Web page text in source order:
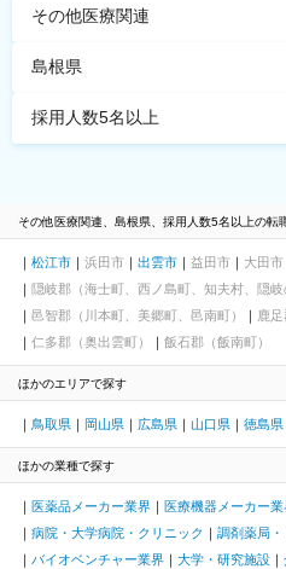
その他医療関連
島根県
採用人数5名以上
その他医療関連、島根県、採用人数5名以上の転
松江市 浜田市 出雲市 益田市 大田市
隠岐郡（海士町、西ノ島町、知夫村、隠岐
邑智郡（川本町、美郷町、邑南町）
鹿
仁多郡（奥出雲町）
飯石郡（飯南町）
ほかのエリアで探す
鳥取県 岡山県 広島県 山口県 徳島県
ほかの業種で探す
医薬品メーカー業界 医療機器メーカー業
病院・大学病院・クリニック
調剤薬局
バイオベンチャー業界
大学・研究施設